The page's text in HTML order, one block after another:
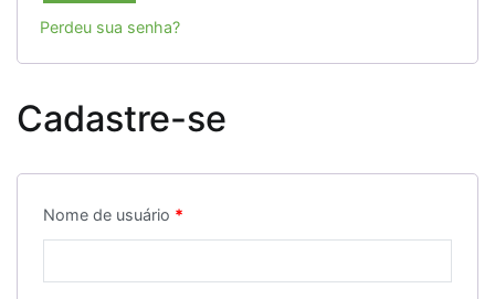
Perdeu sua senha?
Cadastre-se
Nome de usuário *